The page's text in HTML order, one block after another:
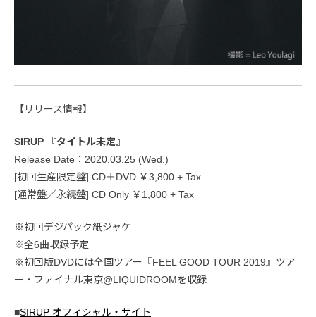
【リリース情報】
SIRUP 『タイトル未定』
Release Date：2020.03.25 (Wed.)
[初回生産限定盤] CD＋DVD ￥3,800 + Tax
[通常盤／永続盤] CD Only ￥1,800 + Tax
※初回デジパック紙ジャケ
※全6曲収録予定
※初回版DVDには全国ツアー『FEEL GOOD TOUR 2019』ツア
ー・ファイナル東京@LIQUIDROOMを収録
■SIRUP オフィシャル・サイト